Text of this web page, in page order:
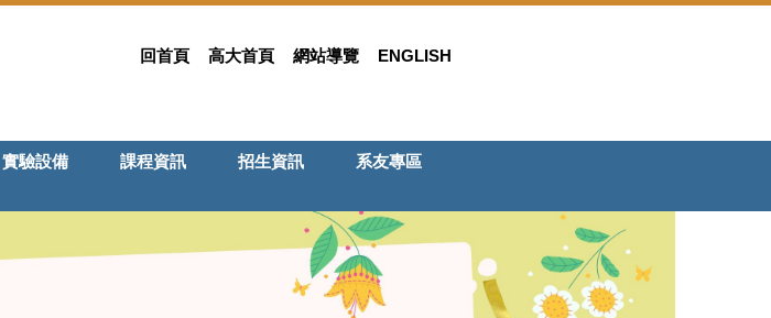
回首頁 高大首頁 網站導覽 ENGLISH
實驗設備 課程資訊 招生資訊 系友專區